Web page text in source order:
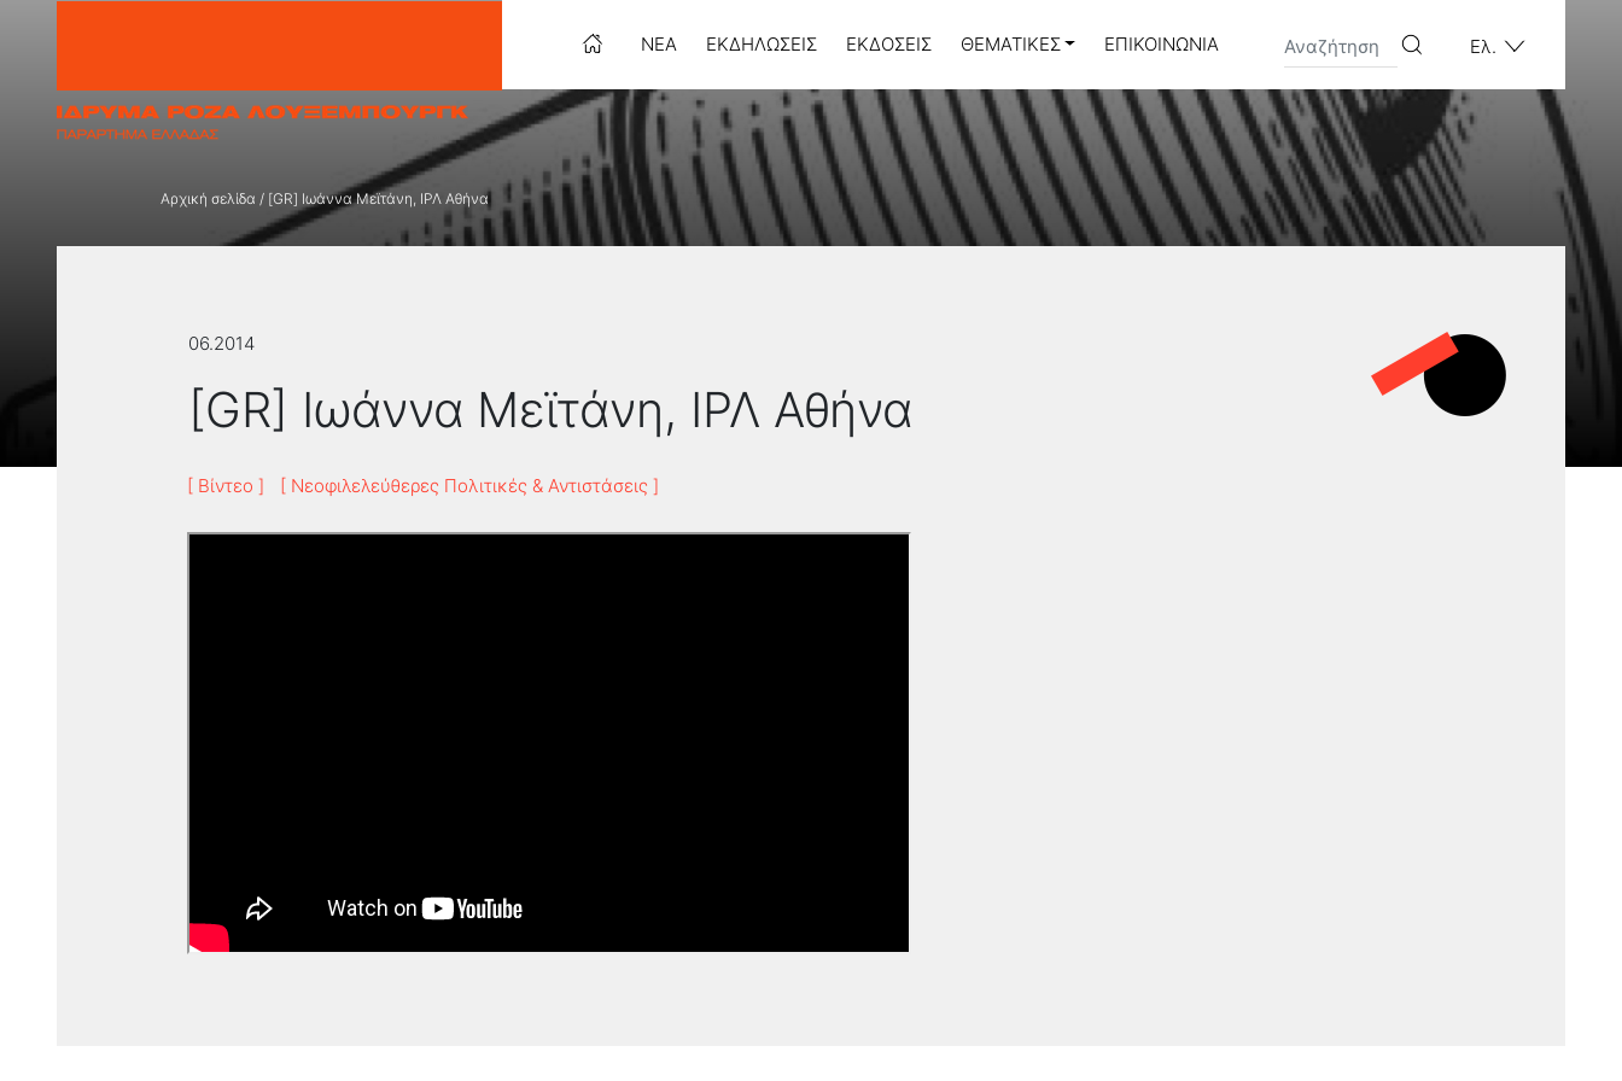
ΝΈΑ
ΕΚΔΗΛΏΣΕΙΣ ΕΚΔΌΣΕΙΣ ΘΕΜΑΤΙΚΈΣ ΕΠΙΚΟΙΝΩΝΊΑ Ελ.
Αρχική σελίδα / [GR] Ιωάννα Μεϊτάνη, ΙΡΛ Αθήνα
06.2014
[GR] Ιωάννα Μεϊτάνη, ΙΡΛ Αθήνα
[ Βίντεο ] [ Νεοφιλελεύθερες Πολιτικές & Αντιστάσεις ]